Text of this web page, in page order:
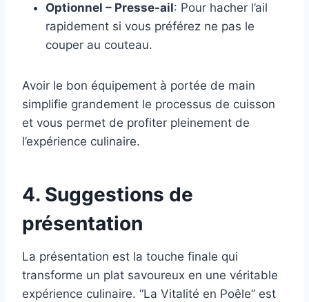
Optionnel – Presse-ail: Pour hacher l’ail
rapidement si vous préférez ne pas le
couper au couteau.
Avoir le bon équipement à portée de main
simplifie grandement le processus de cuisson
et vous permet de profiter pleinement de
l’expérience culinaire.
4. Suggestions de
présentation
La présentation est la touche finale qui
transforme un plat savoureux en une véritable
expérience culinaire. “La Vitalité en Poêle” est